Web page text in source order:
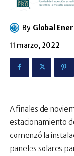
By Global
11 marzo, 2022
A finales de
estacionamiento
comenzó la
paneles solares